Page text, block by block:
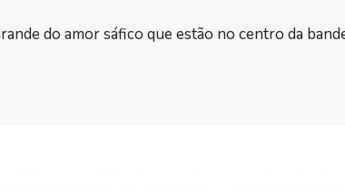
do amor sáfico que estão no centro da